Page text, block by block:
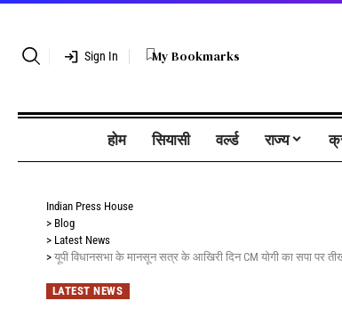
Sign In My Bookmarks
होम सियासी वर्ल्ड राज्य
Indian Press House
> Blog
> Latest News
> यूपी विधानसभा के मानसून सत्र के आखिरी दिन CM योगी का सपा पर
LATEST NEWS